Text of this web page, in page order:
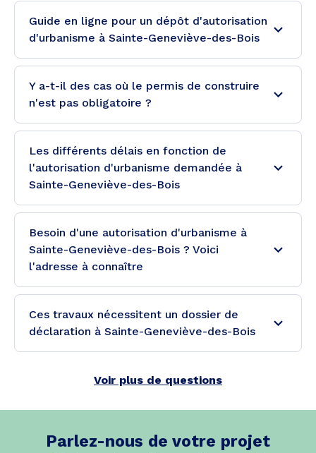
Guide en ligne pour un dépôt d'autorisation
d'urbanisme à Sainte-Geneviève-des-Bois
Y a-t-il des cas où le permis de construire
n'est pas obligatoire ?
Les différents délais en fonction de
l'autorisation d'urbanisme demandée à
Sainte-Geneviève-des-Bois
Besoin d'une autorisation d'urbanisme à
Sainte-Geneviève-des-Bois ? Voici
l'adresse à connaître
Ces travaux nécessitent un dossier de
déclaration à Sainte-Geneviève-des-Bois
Voir plus de questions
Parlez-nous de votre projet